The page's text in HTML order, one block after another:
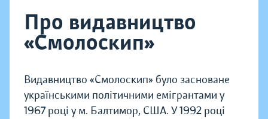
Про видавництво
«Смолоскип»
Видавництво «Смолоскип» було засноване
українськими політичними емігрантами у
1967 році у м. Балтимор, США. У 1992 році